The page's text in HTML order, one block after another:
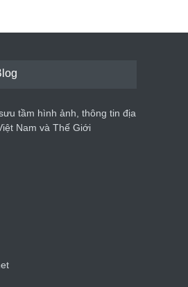
tầm hình ảnh, thông tin địa
Nam và Thế Giới